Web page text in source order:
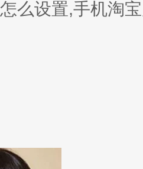
么设置,手机淘